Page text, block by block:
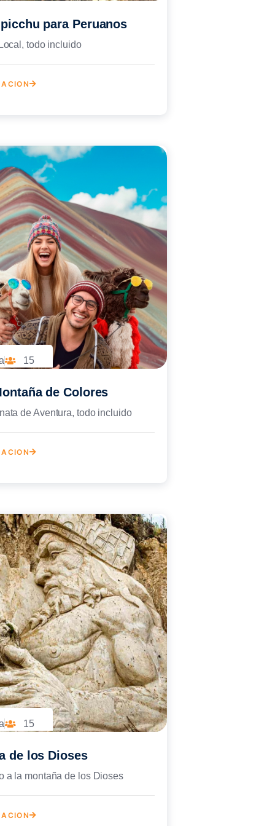
para Peruanos
todo incluido
15
de Colores
de Aventura, todo incluido
15
de los Dioses
a la montaña de los Dioses